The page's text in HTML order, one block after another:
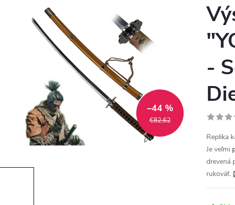
€82,62
–44 %
-
Replika
Je veľmi
drevená
rukoväť.